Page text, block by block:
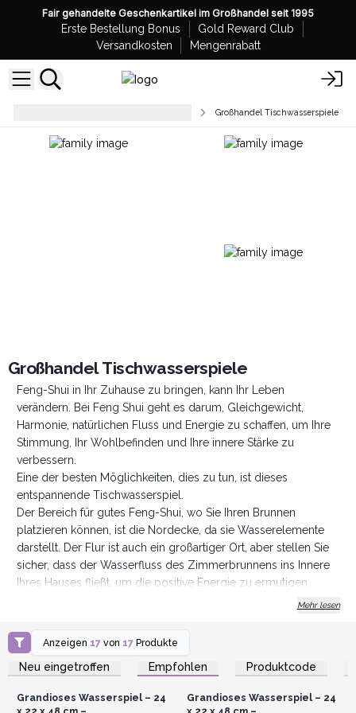
Fair gehandelte Geschenkartikel im Großhandel seit 1995
Erste Bestellung Bonus
Gold Reward Club
Versandkosten
Mengenrabatt
Großhandel Tischwasserspiele
Großhandel Tischwasserspiele
Feng-Shui in Ihr Zuhause zu bringen, kann Ihr Leben
verändern. Bei Feng Shui geht es darum, Gleichgewicht,
Harmonie, natürlichen Fluss und Energie zu schaffen, um Ihre
Stimmung, Ihr Wohlbefinden und Ihre innere Stärke zu
verbessern.
Eine der besten Möglichkeiten, dies zu tun, ist dieses
entspannende Tischwasserspiel.
Der Bereich für gutes Feng-Shui, wo Sie Ihren Brunnen
platzieren können, ist die Nordecke, da sie Wasserelemente
darstellt. Der Flur ist auch ein großartiger Ort, aber stellen Sie
sicher, dass der Wasserfluss des Zimmerbrunnens ins Innere
Ihres Hauses fließt, um die positive Energie zu ermutigen,
drinnen zu bleiben und nicht nach draußen zu fließen. Da viele
großartiger Ort, um positive Energie für Ihren Arbeitstag zu
schaffen. Das beruhigende Geräusch von rieselndem oder
fallendem Wasser ist ein friedliches, ruhiges Geräusch, das
hören, insbesondere während der Meditation, kann er Ihnen
Mehr lesen
Anzeigen 17 von 17 Produkte
Neu eingetroffen Empfohlen Produktcode
Anmelden oder
Registrieren für
Großhandelspreise
Grandioses Wasserspiel – 24
Registrieren für
Großhandelspreise
Grandioses Wasserspiel – 24